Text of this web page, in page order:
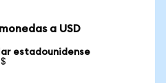
a USD
estadounidense